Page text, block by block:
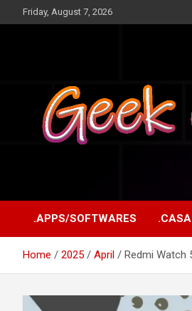
to
Friday, August 7, 2026
.APPS/SOFTWARES .CASA
Home 2025 April Redmi Watch